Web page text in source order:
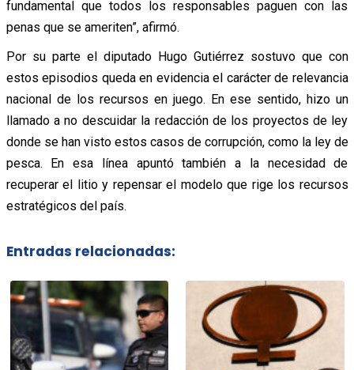
fundamental que todos los responsables paguen con las
penas que se ameriten”, afirmó.
Por su parte el diputado Hugo Gutiérrez sostuvo que con
estos episodios queda en evidencia el carácter de relevancia
nacional de los recursos en juego. En ese sentido, hizo un
llamado a no descuidar la redacción de los proyectos de ley
donde se han visto estos casos de corrupción, como la ley de
pesca. En esa línea apuntó también a la necesidad de
recuperar el litio y repensar el modelo que rige los recursos
estratégicos del país.
Entradas relacionadas: